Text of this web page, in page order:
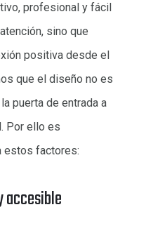
profesional y fácil
sino que
positiva desde el
que el diseño no es
puerta de entrada a
Por ello es
estos factores:
accesible